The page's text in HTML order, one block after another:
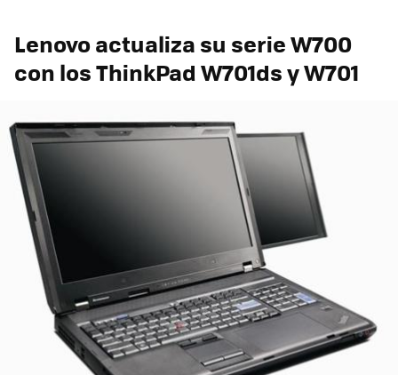
Lenovo actualiza su serie W700
con los ThinkPad W701ds y W701